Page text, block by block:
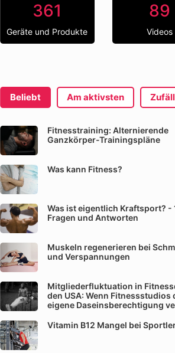
361
Geräte und Produkte
89
Videos
Beliebt Am aktivsten
Fitnesstraining: Alternierende
Ganzkörper-Trainingspläne
Was kann Fitness?
Was ist eigentlich Kraftsport? -
Fragen und Antworten
Muskeln regenerieren bei
und Verspannungen
Mitgliederfluktuation in
den USA: Wenn Fitnessstudios
eigene Daseinsberechtigung
Vitamin B12 Mangel bei